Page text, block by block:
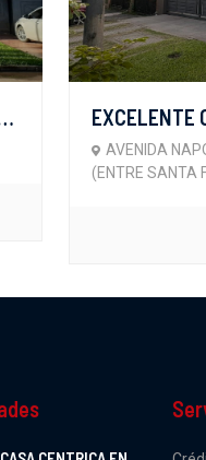
BARRIO INCONE
AVENIDA
(ENTRE SANTA